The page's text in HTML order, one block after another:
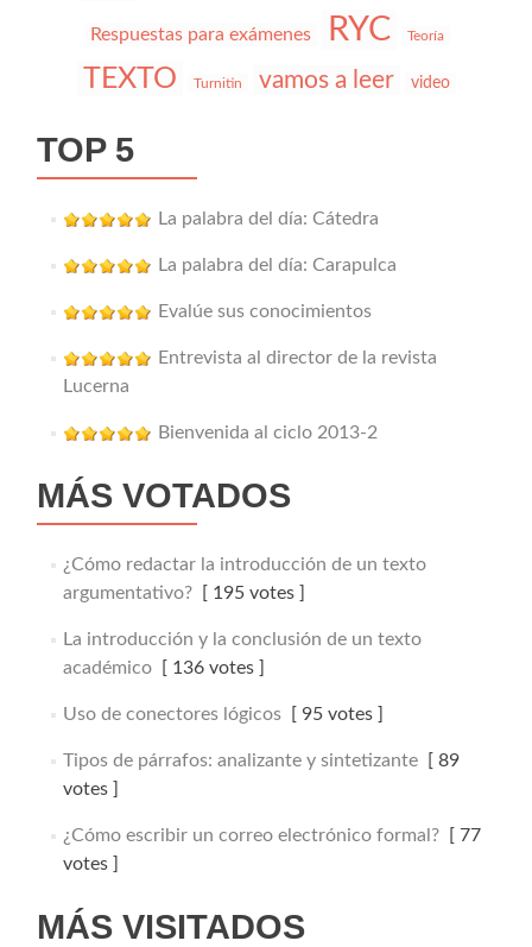
Respuestas para exámenes RYC Teoría
TEXTO Turnitin vamos a leer video
TOP 5
La palabra del día: Cátedra
La palabra del día: Carapulca
Evalúe sus conocimientos
Entrevista al director de la revista
Lucerna
Bienvenida al ciclo 2013-2
MÁS VOTADOS
¿Cómo redactar la introducción de un texto
argumentativo?[ 195 votes ]
La introducción y la conclusión de un texto
académico[ 136 votes ]
Uso de conectores lógicos[ 95 votes ]
Tipos de párrafos: analizante y sintetizante[ 89
votes ]
¿Cómo escribir un correo electrónico formal?[ 77
votes ]
MÁS VISITADOS